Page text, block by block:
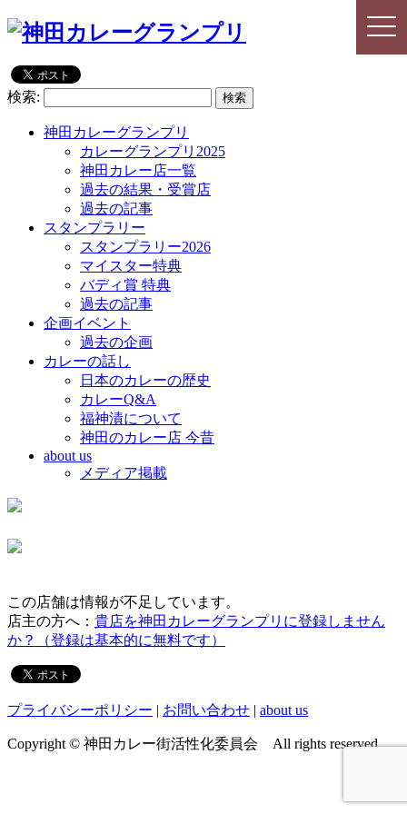
検索:
神田カレーグランプリ
カレーグランプリ2025
神田カレー店一覧
過去の結果・受賞店
過去の記事
スタンプラリー
スタンプラリー2026
マイスター特典
バディ賞 特典
過去の記事
企画イベント
過去の企画
カレーの話し
日本のカレーの歴史
カレーQ&A
福神漬について
神田のカレー店 今昔
about us
メディア掲載
この店舗は情報が不足しています。
店主の方へ： 貴店を神田カレーグランプリに登録しません
か？（登録は基本的に無料です）
プライバシーポリシー | お問い合わせ | about us
Copyright © 神田カレー街活性化委員会 All rights reserved.